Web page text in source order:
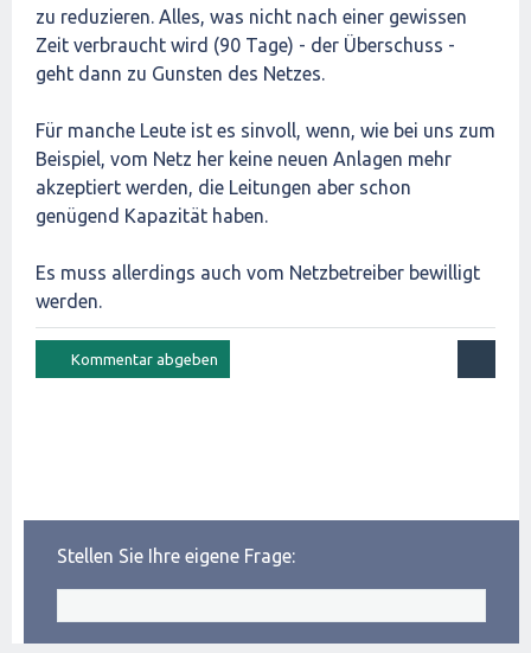
zu reduzieren. Alles, was nicht nach einer gewissen
Zeit verbraucht wird (90 Tage) - der Überschuss -
geht dann zu Gunsten des Netzes.
Für manche Leute ist es sinvoll, wenn, wie bei uns zum
Beispiel, vom Netz her keine neuen Anlagen mehr
akzeptiert werden, die Leitungen aber schon
genügend Kapazität haben.
Es muss allerdings auch vom Netzbetreiber bewilligt
werden.
Stellen Sie Ihre eigene Frage: